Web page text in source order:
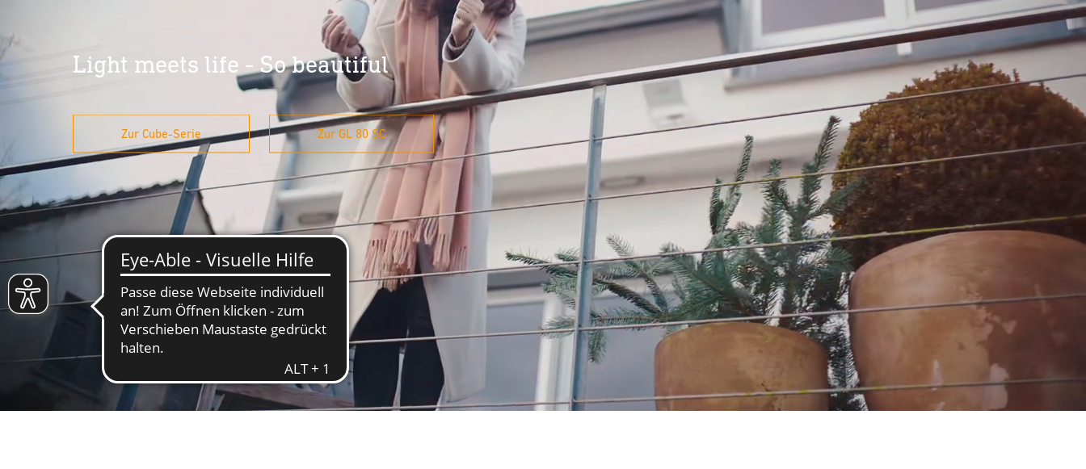
Light meets life - So beautiful
Zur Cube-Serie Zur GL 80 SC